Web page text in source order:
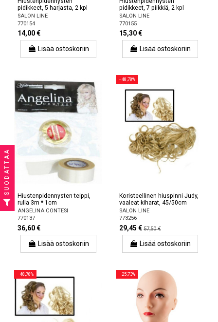
pidikkeet, 5 harjasta, 2 kpl
SALON LINE
770154
14,00 €
Lisää ostoskoriin
pidikkeet, 7 piikkiä, 2 kpl
SALON LINE
770155
15,30 €
Lisää ostoskoriin
Hiustenpidennysten teippi,
rulla 3m * 1cm
ANGELINA CONTESI
770137
36,60 €
Lisää ostoskoriin
−48,78%
Koristeellinen hiuspinni Judy,
vaaleat kiharat, 45/50cm
SALON LINE
773256
29,45 € 57,50 €
Lisää ostoskoriin
−48,78% −25,73%
SUODATTAA